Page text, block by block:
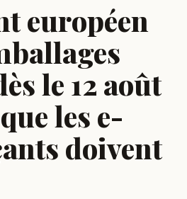
européen
le 12 août
les e-
doivent